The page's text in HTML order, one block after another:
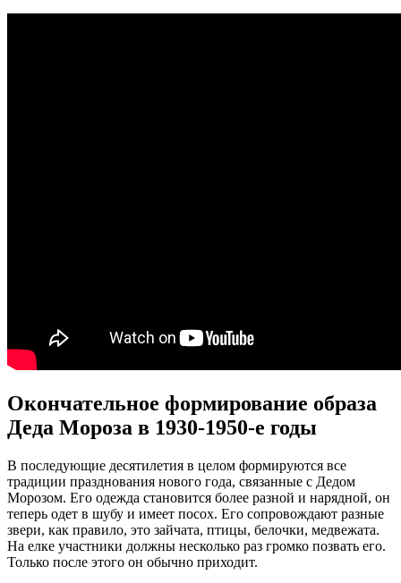
Окончательное формирование образа
Деда Мороза в 1930-1950-е годы
В последующие десятилетия в целом формируются все
традиции празднования нового года, связанные с Дедом
Морозом. Его одежда становится более разной и нарядной, он
теперь одет в шубу и имеет посох. Его сопровождают разные
звери, как правило, это зайчата, птицы, белочки, медвежата.
На елке участники должны несколько раз громко позвать его.
Только после этого он обычно приходит.